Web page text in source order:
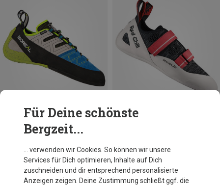
Du sparst 10%
Für Deine schönste
Bergzeit...
… verwenden wir Cookies. So können wir unsere
Services für Dich optimieren, Inhalte auf Dich
zuschneiden und dir entsprechend personalisierte
Anzeigen zeigen. Deine Zustimmung schließt ggf. die